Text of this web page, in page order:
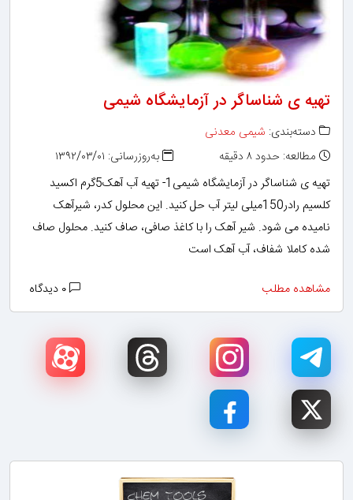
تهیه ی شناساگر در آزمایشگاه شیمی
دسته‌بندی: شیمی معدنی
مطالعه: حدود ۸ دقیقه
به‌روزرسانی: ۱۳۹۲/۰۳/۰۱
تهیه ی شناساگر در آزمایشگاه شیمی1- تهیه آب آهک5گرم اکسید
کلسیم رادر150میلی لیتر آب حل کنید. این محلول کدر، شیرآهک
نامیده می شود. شیر آهک را با کاغذ صافی، صاف کنید. محلول صاف
شده کاملا شفاف، آب آهک است
مشاهده مطلب